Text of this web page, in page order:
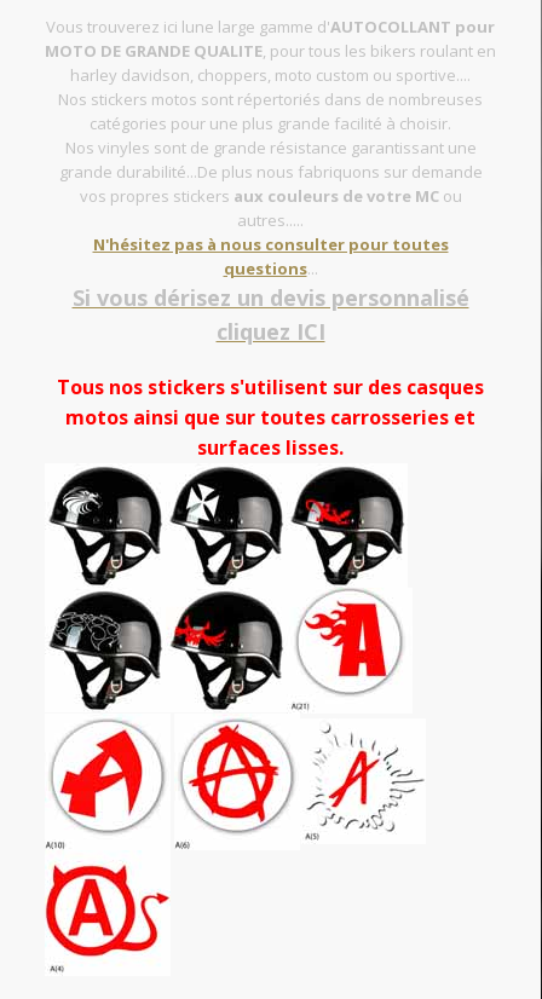
Vous trouverez ici lune large gamme d'AUTOCOLLANT pour
MOTO DE GRANDE QUALITE , pour tous les bikers roulant en
harley davidson, choppers, moto custom ou sportive....
Nos stickers motos sont répertoriés dans de nombreuses
catégories pour une plus grande facilité à choisir.
Nos vinyles sont de grande résistance garantissant une
grande durabilité...De plus nous fabriquons sur demande
vos propres stickers aux couleurs de votre MCou
autres.....
N'hésitez pas à nous consulter pour toutes
questions...
Si vous dérisez un devis personnalisé
cliquez ICI
Tous nos stickers s'utilisent sur des casques
motos ainsi que sur toutes carrosseries et
surfaces lisses.